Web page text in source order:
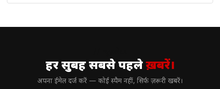
हर सुबह सबसे पहलेख़बरें।
अपना ईमेल दर्ज करें — कोई स्पैम नहीं, सिर्फ ज़रूरी खबरें।